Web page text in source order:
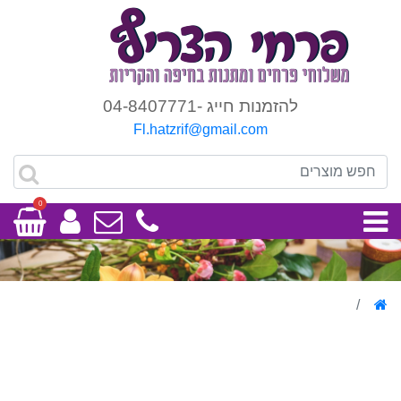
להזמנות חייג -04-8407771
Fl.hatzrif@gmail.com
0